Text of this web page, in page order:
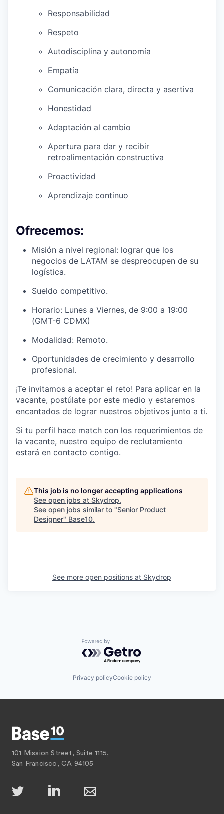
Responsabilidad
Respeto
Autodisciplina y autonomía
Empatía
Comunicación clara, directa y asertiva
Honestidad
Adaptación al cambio
Apertura para dar y recibir
retroalimentación constructiva
Proactividad
Aprendizaje continuo
Ofrecemos:
Misión a nivel regional: lograr que los
negocios de LATAM se despreocupen de su
logística.
Sueldo competitivo.
Horario: Lunes a Viernes, de 9:00 a 19:00
(GMT-6 CDMX)
Modalidad: Remoto.
Oportunidades de crecimiento y desarrollo
profesional.
¡Te invitamos a aceptar el reto! Para aplicar en la
vacante, postúlate por este medio y estaremos
encantados de lograr nuestros objetivos junto a ti.
Si tu perfil hace match con los requerimientos de
la vacante, nuestro equipo de reclutamiento
estará en contacto contigo.
This job is no longer accepting applications
See open jobs at Skydrop.
See open jobs similar to "Senior Product
Designer" Base10.
See more open positions at Skydrop
Powered by Getro.com
Privacy policyCookie policy
101 Mission Street, Suite 1115,
San Francisco, CA 94105